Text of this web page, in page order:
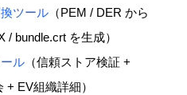
ツール （PEM / DER から
/ bundle.crt を生成）
ル （信頼ストア検証 +
EV組織詳細）